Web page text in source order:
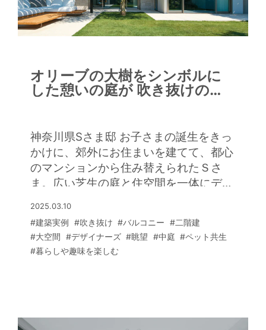
オリーブの大樹をシンボルに
した憩いの庭が 吹き抜けのリ
神奈川県Sさま邸 お子さまの誕生をきっ
かけに、郊外にお住まいを建てて、都心
のマンションから住み替えられたＳさ
ま。広い芝生の庭と住空間を一体にデザ
吹き抜けにしたＬＤＫは約50帖もある
大空間。大きな吹き抜けに光の格子を連
ねたようなペンダント照明がアート作品
ーをされることも多いそうです。リビン
2025.03.10
#建築実例 #吹き抜け #バルコニー #二階建
#大空間 #デザイナーズ #眺望 #中庭 #ペット共生
#暮らしや趣味を楽しむ